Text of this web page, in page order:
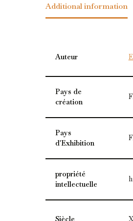
Additional information
Auteur
Pays de
création
Pays
d'Exhibition
propriété
intellectuelle
Siècle